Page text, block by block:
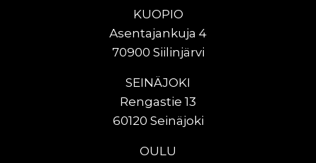
KUOPIO
Asentajankuja 4
70900 Siilinjärvi
SEINÄJOKI
Rengastie 13
60120 Seinäjoki
OULU